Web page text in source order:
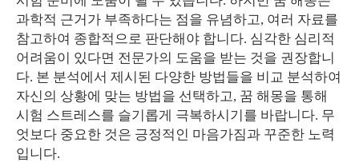
과학적 근거가 부족하다는 점을 유념하고, 여러 자료를
참고하여 종합적으로 판단해야 합니다. 심각한 심리적
어려움이 있다면 전문가의 도움을 받는 것을 권장합니
다. 본 분석에서 제시된 다양한 방법들을 비교 분석하여
자신의 상황에 맞는 방법을 선택하고, 꿈 해몽을 통해
시험 스트레스를 슬기롭게 극복하시기를 바랍니다. 무
엇보다 중요한 것은 긍정적인 마음가짐과 꾸준한 노력
입니다.